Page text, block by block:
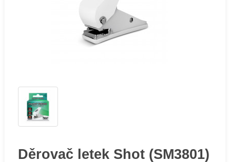
Děrovač letek Shot (SM3801)